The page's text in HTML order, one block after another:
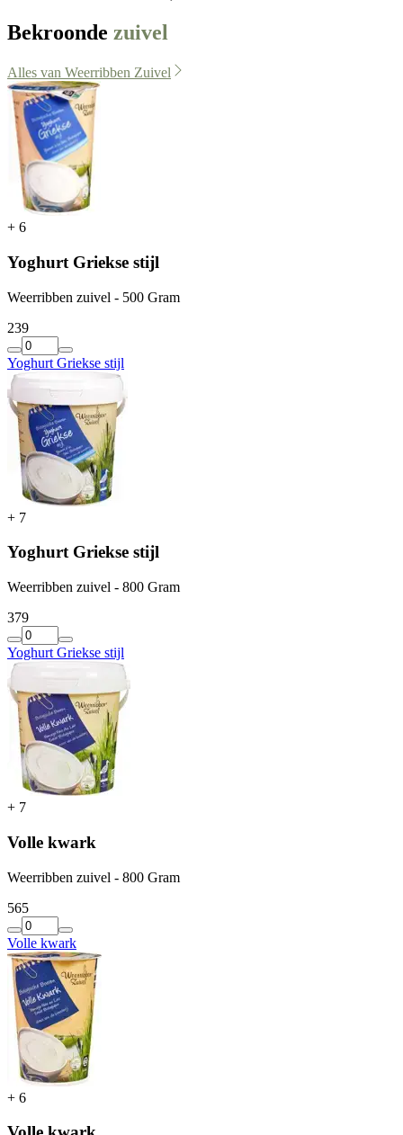
Bekroonde zuivel
Alles van Weerribben Zuivel
+ 6
Yoghurt Griekse stijl
Weerribben zuivel - 500 Gram
239
Yoghurt Griekse stijl
+ 7
Yoghurt Griekse stijl
Weerribben zuivel - 800 Gram
379
Yoghurt Griekse stijl
+ 7
Volle kwark
Weerribben zuivel - 800 Gram
565
Volle kwark
+ 6